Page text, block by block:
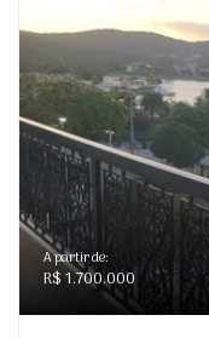
A partir de:
R$ 1.700.000